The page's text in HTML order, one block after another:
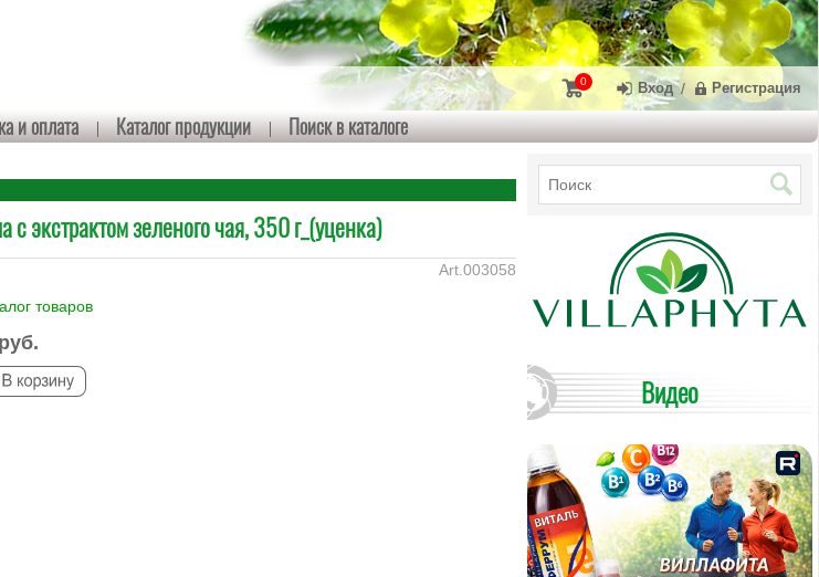
и оплата Каталог продукции Поиск в каталоге
0 Вход / Регистрация
экстрактом зеленого чая, 350 г_(уценка)
003058
товаров
руб.
Видео